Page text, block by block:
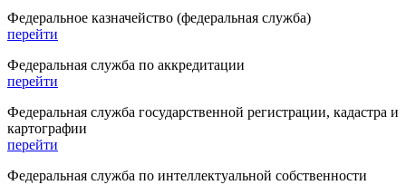
Федеральное казначейство (федеральная служба)
перейти
Федеральная служба по аккредитации
перейти
Федеральная служба государственной регистрации, кадастра и
картографии
перейти
Федеральная служба по интеллектуальной собственности